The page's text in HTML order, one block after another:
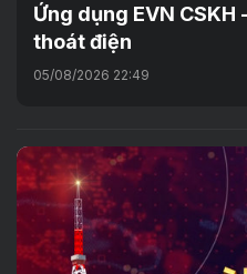
Ứng dụng EVN
thoát điện
05/08/2026 22:49